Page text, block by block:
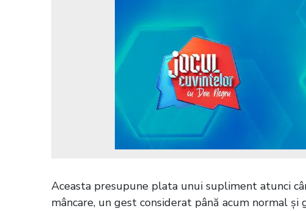
Aceasta presupune plata unui supliment atunci
mâncare, un gest considerat până acum normal și